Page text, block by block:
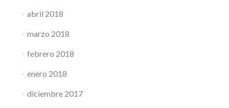
abril 2018
marzo 2018
febrero 2018
enero 2018
diciembre 2017